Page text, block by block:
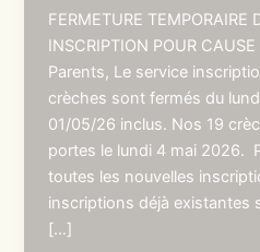
FERMETURE TEMPORAIRE
INSCRIPTION POUR
Parents, Le service
crèches sont fermés du
01/05/26 inclus. Nos 19
portes le lundi 4 mai 2026.
toutes les nouvelles
inscriptions déjà existantes
[…]